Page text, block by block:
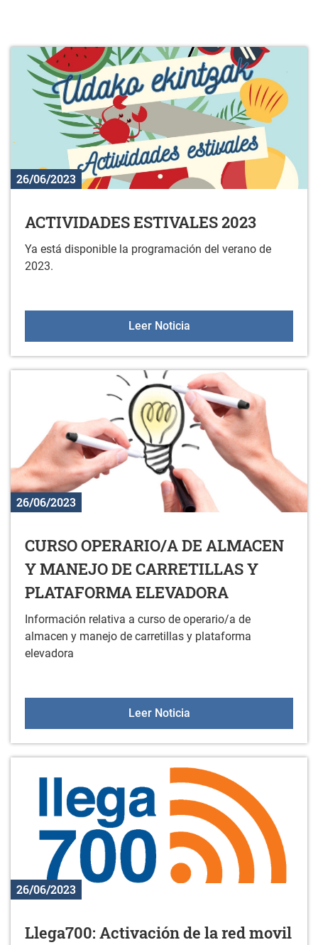
26/06/2023
ACTIVIDADES ESTIVALES 2023
Ya está disponible la programación del verano de
2023.
Leer NoticiaACTIVIDADES
26/06/2023
CURSO OPERARIO/A DE ALMACEN
Y MANEJO DE CARRETILLAS Y
PLATAFORMA ELEVADORA
Información relativa a curso de operario/a de
almacen y manejo de carretillas y plataforma
elevadora
Leer NoticiaCURSO OPERARIO/A
26/06/2023
Llega700: Activación de la red movil